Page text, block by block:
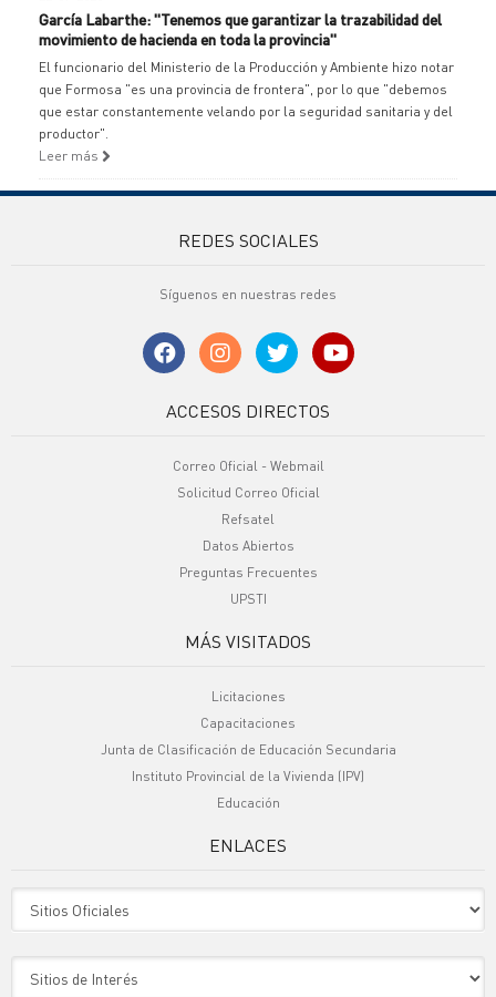
García Labarthe: "Tenemos que garantizar la trazabilidad del
movimiento de hacienda en toda la provincia"
El funcionario del Ministerio de la Producción y Ambiente hizo notar
que Formosa "es una provincia de frontera", por lo que "debemos
que estar constantemente velando por la seguridad sanitaria y del
productor".
Leer más
REDES SOCIALES
Síguenos en nuestras redes
ACCESOS DIRECTOS
Correo Oficial - Webmail
Solicitud Correo Oficial
Refsatel
Datos Abiertos
Preguntas Frecuentes
UPSTI
MÁS VISITADOS
Licitaciones
Capacitaciones
Junta de Clasificación de Educación Secundaria
Instituto Provincial de la Vivienda (IPV)
Educación
ENLACES